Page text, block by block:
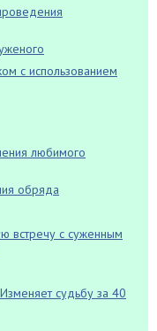
с использованием
любимого
обряда
встречу с суженным
судьбу за 40